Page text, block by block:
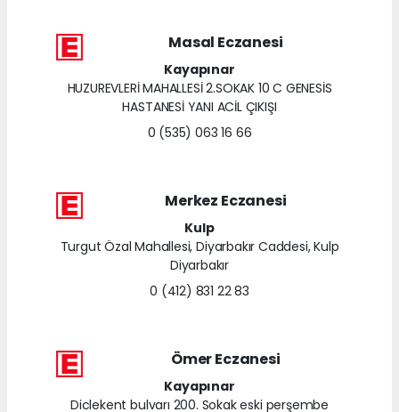
Masal Eczanesi
Kayapınar
HUZUREVLERİ MAHALLESİ 2.SOKAK 10 C GENESİS
HASTANESİ YANI ACİL ÇIKIŞI
0 (535) 063 16 66
Merkez Eczanesi
Kulp
Turgut Özal Mahallesi, Diyarbakır Caddesi, Kulp
Diyarbakır
0 (412) 831 22 83
Ömer Eczanesi
Kayapınar
Diclekent bulvarı 200. Sokak eski perşembe